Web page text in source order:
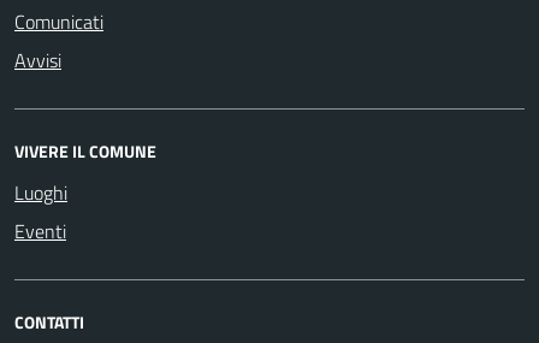
Comunicati
Avvisi
VIVERE IL COMUNE
Luoghi
Eventi
CONTATTI